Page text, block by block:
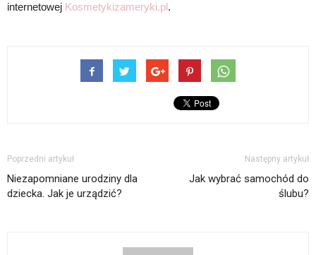
internetowej Kosmetykizameryki.pl.
Poprzedni artykuł
Niezapomniane urodziny dla
dziecka. Jak je urządzić?
Następny artykuł
Jak wybrać samochód do
ślubu?